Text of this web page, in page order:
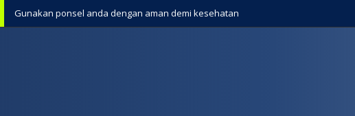
Gunakan ponsel anda dengan aman demi kesehatan